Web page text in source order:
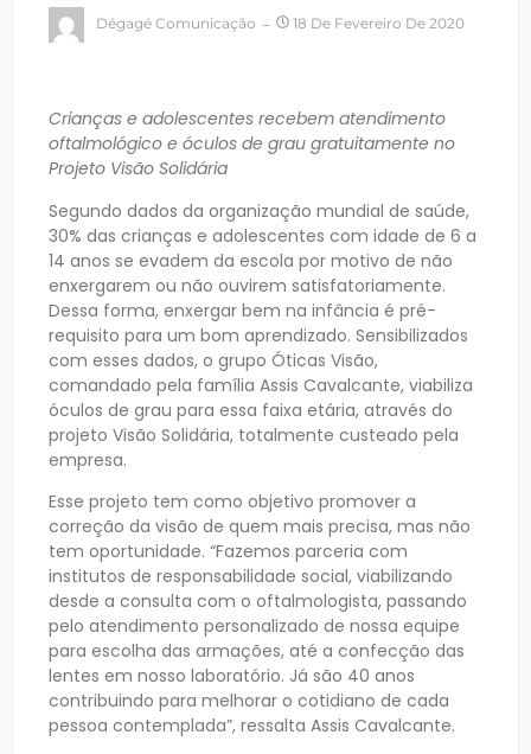
Dégagé Comunicação 18 De Fevereiro De 2020
Crianças e adolescentes recebem atendimento
oftalmológico e óculos de grau gratuitamente no
Projeto Visão Solidária
Segundo dados da organização mundial de saúde,
30% das crianças e adolescentes com idade de 6 a
14 anos se evadem da escola por motivo de não
enxergarem ou não ouvirem satisfatoriamente.
Dessa forma, enxergar bem na infância é pré-
requisito para um bom aprendizado. Sensibilizados
com esses dados, o grupo Óticas Visão,
comandado pela família Assis Cavalcante, viabiliza
óculos de grau para essa faixa etária, através do
projeto Visão Solidária, totalmente custeado pela
empresa.
Esse projeto tem como objetivo promover a
correção da visão de quem mais precisa, mas não
tem oportunidade. “Fazemos parceria com
institutos de responsabilidade social, viabilizando
desde a consulta com o oftalmologista, passando
pelo atendimento personalizado de nossa equipe
para escolha das armações, até a confecção das
lentes em nosso laboratório. Já são 40 anos
contribuindo para melhorar o cotidiano de cada
pessoa contemplada”, ressalta Assis Cavalcante.